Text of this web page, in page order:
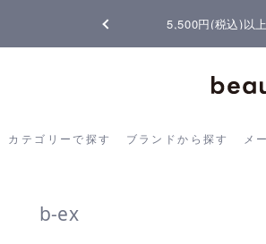
送料550円(税込)無料! 【重要】熊本
カテゴリーで探す ブランドから探す メ
カテゴリーから探す ブランドから探す
b-ex